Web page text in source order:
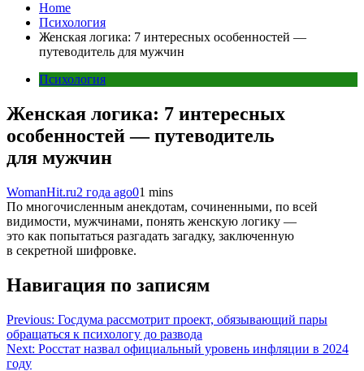
Home
Психология
Женская логика: 7 интересных особенностей —
путеводитель для мужчин
Психология
Женская логика: 7 интересных
особенностей — путеводитель
для мужчин
WomanHit.ru2 года ago01 mins
По многочисленным анекдотам, сочиненными, по всей
видимости, мужчинами, понять женскую логику —
это как попытаться разгадать загадку, заключенную
в секретной шифровке.
Навигация по записям
Previous: Госдума рассмотрит проект, обязывающий пары
обращаться к психологу до развода
Next: Росстат назвал официальный уровень инфляции в 2024
году